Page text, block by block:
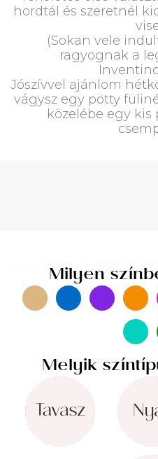
hordtál és szeretnél
(Sokan vele
ragyognak a
Jószívvel ajánlom
vágysz egy pötty
közelébe egy kis
Milyen
Milyen szinben
(2) Kék Narancssárga
Türkiz (2)
Melyik
Milyen évszakban
Tavasz(2) Nyár